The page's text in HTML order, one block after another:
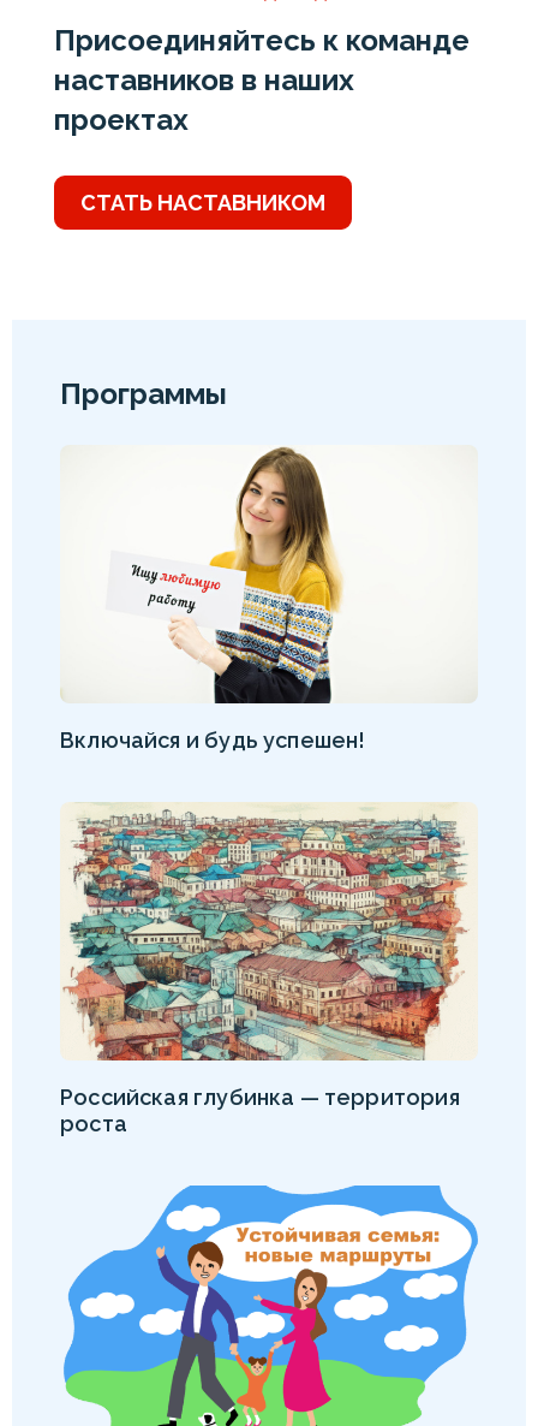
Присоединяйтесь к команде
наставников в наших
проектах
СТАТЬ НАСТАВНИКОМ
Программы
Включайся и будь успешен!
Российская глубинка — территория
роста